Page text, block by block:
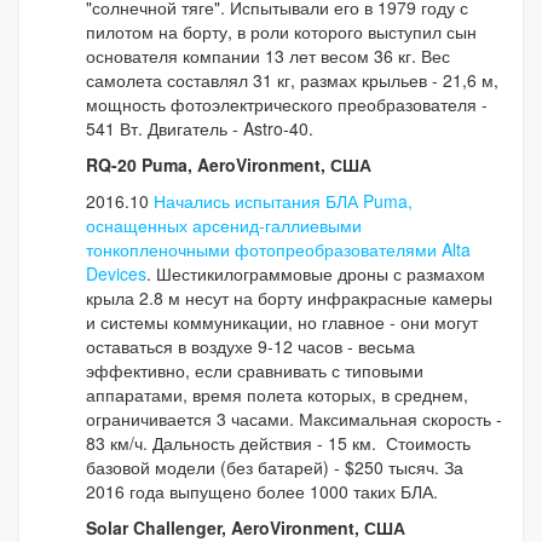
"солнечной тяге". Испытывали его в 1979 году с
пилотом на борту, в роли которого выступил сын
основателя компании 13 лет весом 36 кг. Вес
самолета составлял 31 кг, размах крыльев - 21,6 м,
мощность фотоэлектрического преобразователя -
541 Вт. Двигатель - Astro-40.
RQ-20 Puma, AeroVironment, США
2016.10 Начались испытания БЛА Puma,
оснащенных арсенид-галлиевыми
тонкопленочными фотопреобразователями Alta
Devices. Шестикилограммовые дроны с размахом
крыла 2.8 м несут на борту инфракрасные камеры
и системы коммуникации, но главное - они могут
оставаться в воздухе 9-12 часов - весьма
эффективно, если сравнивать с типовыми
аппаратами, время полета которых, в среднем,
ограничивается 3 часами. Максимальная скорость -
83 км/ч. Дальность действия - 15 км. Стоимость
базовой модели (без батарей) - $250 тысяч. За
2016 года выпущено более 1000 таких БЛА.
Solar Challenger, AeroVironment, США